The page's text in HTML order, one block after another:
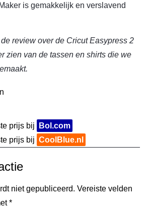
is gemakkelijk en verslavend
review over de Cricut Easypress 2
zien van de tassen en shirts die we
prijs bij
Bol.com
prijs bij CoolBlue.nl
niet gepubliceerd. Vereiste velden
*